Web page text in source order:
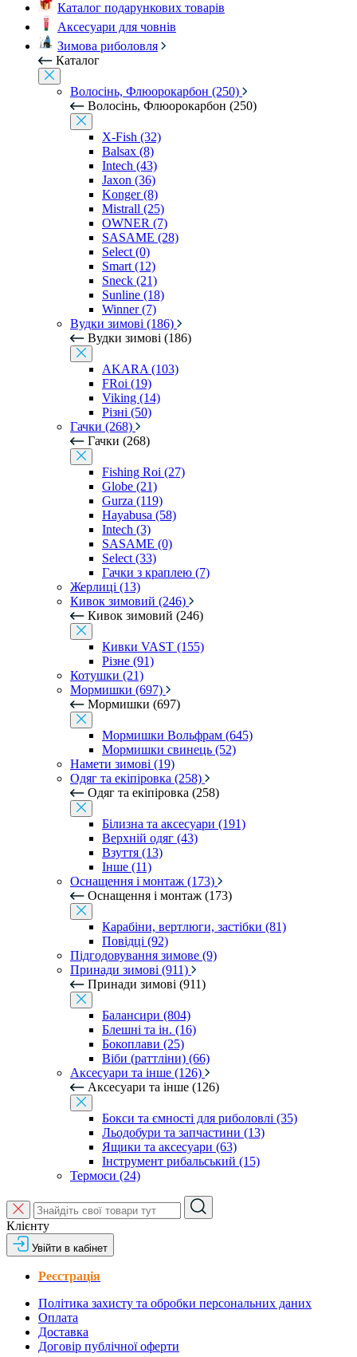
Каталог подарункових товарів
Аксесуари для човнів
Зимова риболовля
Каталог
Волосінь, Флюорокарбон (250)
Волосінь, Флюорокарбон (250)
X-Fish (32)
Balsax (8)
Intech (43)
Jaxon (36)
Konger (8)
Mistrall (25)
OWNER (7)
SASAME (28)
Select (0)
Smart (12)
Sneck (21)
Sunline (18)
Winner (7)
Вудки зимові (186)
Вудки зимові (186)
AKARA (103)
FRoi (19)
Viking (14)
Різні (50)
Гачки (268)
Гачки (268)
Fishing Roi (27)
Globe (21)
Gurza (119)
Hayabusa (58)
Intech (3)
SASAME (0)
Select (33)
Гачки з краплею (7)
Жерлиці (13)
Кивок зимовий (246)
Кивок зимовий (246)
Кивки VAST (155)
Різне (91)
Котушки (21)
Мормишки (697)
Мормишки (697)
Мормишки Вольфрам (645)
Мормишки свинець (52)
Намети зимові (19)
Одяг та екіпіровка (258)
Одяг та екіпіровка (258)
Білизна та аксесуари (191)
Верхній одяг (43)
Взуття (13)
Інше (11)
Оснащення і монтаж (173)
Оснащення і монтаж (173)
Карабіни, вертлюги, застібки (81)
Повідці (92)
Підгодовування зимове (9)
Принади зимові (911)
Принади зимові (911)
Балансири (804)
Блешні та ін. (16)
Бокоплави (25)
Віби (раттліни) (66)
Аксесуари та інше (126)
Аксесуари та інше (126)
Бокси та ємності для риболовлі (35)
Льодобури та запчастини (13)
Ящики та аксесуари (63)
Інструмент рибальський (15)
Термоси (24)
Клієнту
Увійти в кабінет
Реєстрація
Політика захисту та обробки персональних даних
Оплата
Доставка
Договір публічної оферти